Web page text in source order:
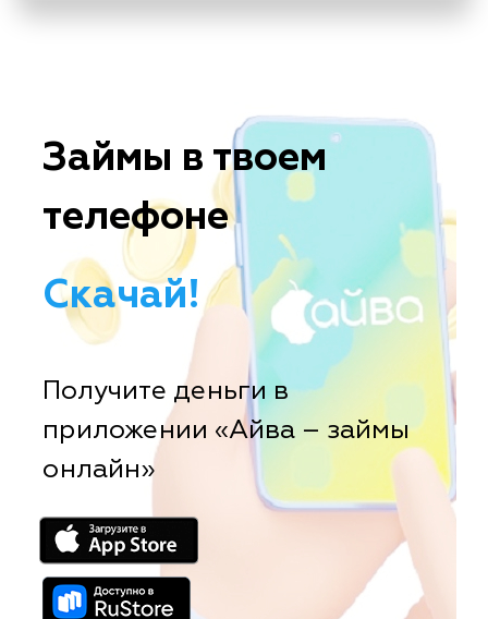
Займы в твоем
телефоне
Скачай!
Получите деньги в
приложении «Айва – займы
онлайн»